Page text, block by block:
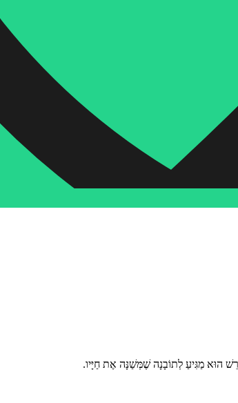
הוּא מַגִּיעַ לְתוֹבָנָה שֶׁמְּשַׁנָּה אֶת חַיָּיו.